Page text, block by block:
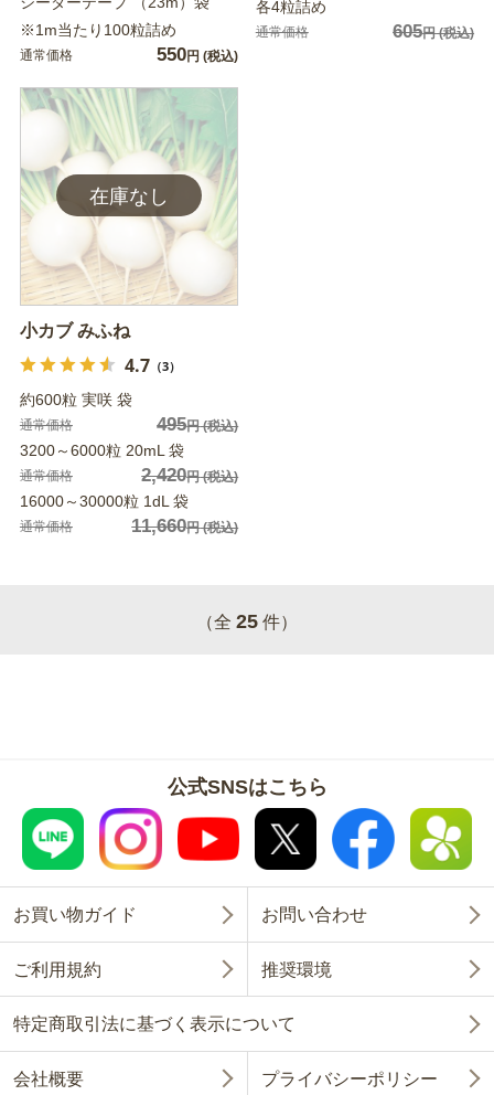
※1m当たり100粒詰め
通常価格 550円 (税込)
各4粒詰め
通常価格 605円(税込)
小カブ みふね
4.7（3）
約600粒 実咲 袋
通常価格 495円(税込)
3200～6000粒 20mL 袋
通常価格 2,420円(税込)
16000～30000粒 1dL 袋
通常価格 11,660円(税込)
（全 25 件）
公式SNSはこちら
お買い物ガイド お問い合わせ
ご利用規約 推奨環境
特定商取引法に基づく表示について
会社概要 プライバシーポリシー